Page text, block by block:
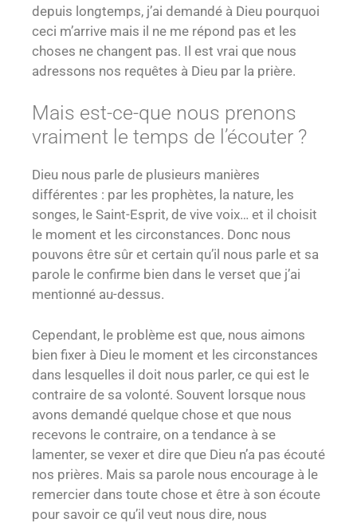
depuis longtemps, j’ai demandé à Dieu pourquoi
ceci m’arrive mais il ne me répond pas et les
choses ne changent pas. Il est vrai que nous
adressons nos requêtes à Dieu par la prière.
Mais est-ce-que nous prenons
vraiment le temps de l’écouter ?
Dieu nous parle de plusieurs manières
différentes : par les prophètes, la nature, les
songes, le Saint-Esprit, de vive voix… et il choisit
le moment et les circonstances. Donc nous
pouvons être sûr et certain qu’il nous parle et sa
parole le confirme bien dans le verset que j’ai
mentionné au-dessus.
Cependant, le problème est que, nous aimons
bien fixer à Dieu le moment et les circonstances
dans lesquelles il doit nous parler, ce qui est le
contraire de sa volonté. Souvent lorsque nous
avons demandé quelque chose et que nous
recevons le contraire, on a tendance à se
lamenter, se vexer et dire que Dieu n’a pas écouté
nos prières. Mais sa parole nous encourage à le
remercier dans toute chose et être à son écoute
pour savoir ce qu’il veut nous dire, nous